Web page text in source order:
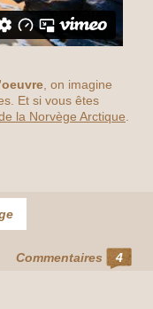
, on imagine
Et si vous êtes
la Norvège Arctique
Commentaires 4